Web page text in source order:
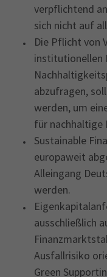
verpflichtend
sich nicht auf
Die Pflicht von
institutionellen
abzufragen,
werden, um
für nachhaltige
Sustainable
europaweit
Alleingang
werden.
ausschließlich
Ausfallrisiko
Green